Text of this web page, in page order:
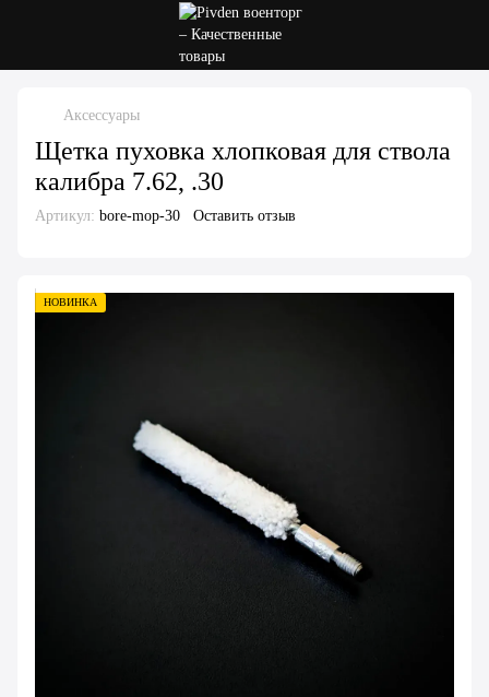
Аксессуары
Щетка пуховка хлопковая для ствола
калибра 7.62, .30
Артикул: bore-mop-30 Оставить отзыв
НОВИНКА